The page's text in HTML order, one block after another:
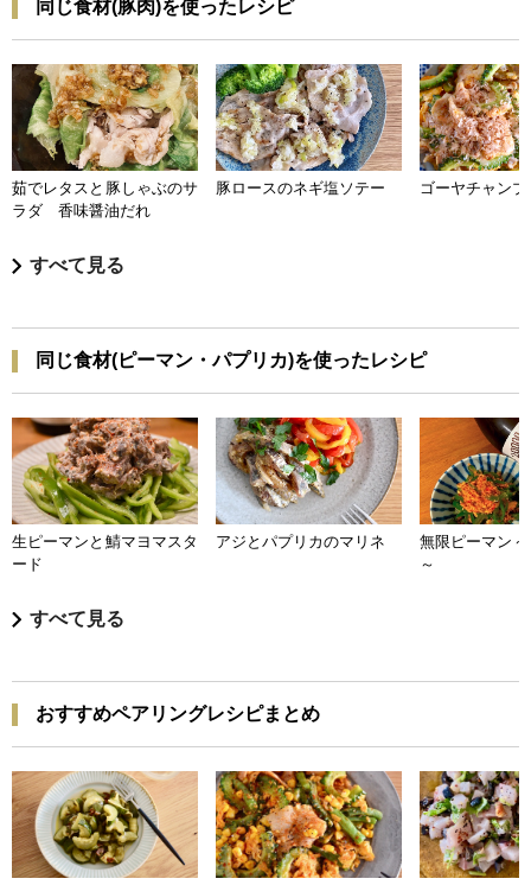
同じ食材(豚肉)を使ったレシピ
茹でレタスと豚しゃぶのサ
ラダ 香味醤油だれ
豚ロースのネギ塩ソテー ゴーヤチャンプ
すべて見る
同じ食材(ピーマン・パプリカ)を使ったレシピ
生ピーマンと鯖マヨマスタ
ード
アジとパプリカのマリネ
無限ピーマン
～
すべて見る
おすすめペアリングレシピまとめ